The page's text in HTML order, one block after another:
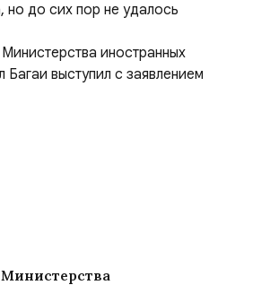
но до сих пор не удалось